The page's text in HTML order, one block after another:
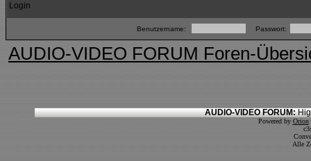
Login
Benutzername: Passwort:
AUDIO-VIDEO FORUM Foren-
AUDIO-VIDEO FORUM:
Powered by Orion
Alle